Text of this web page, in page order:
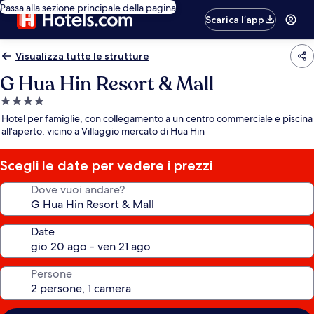
Passa alla sezione principale della pagina
Scarica l’app
Visualizza tutte le strutture
G Hua Hin Resort & Mall
Struttura
a
4.0
stelle
Hotel per famiglie, con collegamento a un centro commerciale e piscina
all'aperto, vicino a Villaggio mercato di Hua Hin
Scegli le date per vedere i prezzi
Dove vuoi andare?
Date
Persone